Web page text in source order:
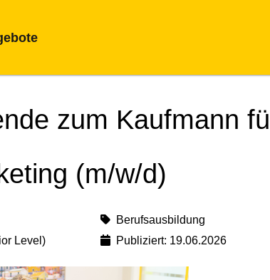
zum Kaufmann
(m/w/d)
Level)
Berufsausbildung
Publiziert: 19.06.2026